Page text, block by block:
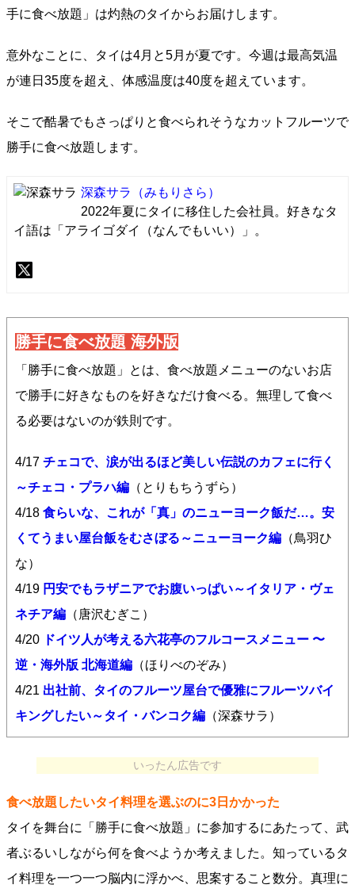
手に食べ放題」は灼熱のタイからお届けします。
意外なことに、タイは4月と5月が夏です。今週は最高気温
が連日35度を超え、体感温度は40度を超えています。
そこで酷暑でもさっぱりと食べられそうなカットフルーツで
勝手に食べ放題します。
深森サラ
（みもりさら）
2022年夏にタイに移住した会社員。好きなタ
イ語は「アライゴダイ（なんでもいい）」。
勝手に食べ放題 海外版
「勝手に食べ放題」とは、食べ放題メニューのないお店
で勝手に好きなものを好きなだけ食べる。無理して食べ
る必要はないのが鉄則です。
4/17 チェコで、涙が出るほど美しい伝説のカフェに行く
～チェコ・プラハ編 （とりもちうずら）
4/18 食らいな、これが「真」のニューヨーク飯だ…。安
くてうまい屋台飯をむさぼる～ニューヨーク編 （鳥羽ひ
な）
4/19 円安でもラザニアでお腹いっぱい～イタリア・ヴェ
ネチア編 （唐沢むぎこ）
4/20
ドイツ人が考える六花亭のフルコースメニュー 〜
逆・海外版 北海道編 （ほりべのぞみ）
4/21 出社前、タイのフルーツ屋台で優雅にフルーツバイ
キングしたい～タイ・バンコク編 （深森サラ）
いったん広告です
食べ放題したいタイ料理を選ぶのに3日かかった
タイを舞台に「勝手に食べ放題」に参加するにあたって、武
者ぶるいしながら何を食べようか考えました。知っているタ
イ料理を一つ一つ脳内に浮かべ、思案すること数分。真理に